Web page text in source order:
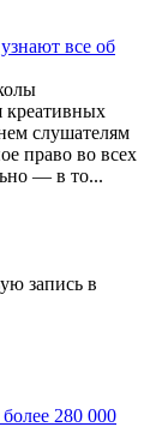
все об
креативных
слушателям
право во всех
― в то...
запись в
280 000